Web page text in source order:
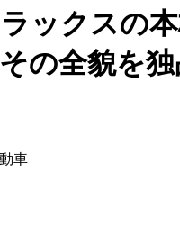
ックスの
の全貌を
車